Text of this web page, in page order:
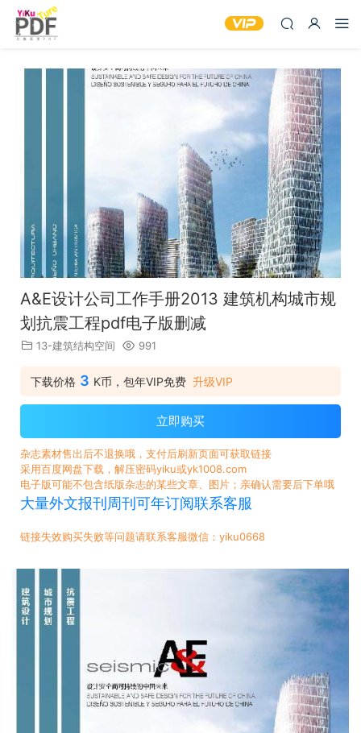
A&E设计公司工作手册2013 建筑机构城市规
划抗震工程pdf电子版删减
13-建筑结构空间 991
下载价格 3 K币，包年VIP免费 升级VIP
立即购买
杂志素材售出后不退换哦，支付后刷新页面可获取链接
采用百度网盘下载，解压密码yiku或yk1008.com
电子版可能不包含纸版杂志的某些文章、图片；亲确认需要后下单哦
大量外文报刊周刊可年订阅联系客服
链接失效购买失败等问题请联系客服微信：yiku0668